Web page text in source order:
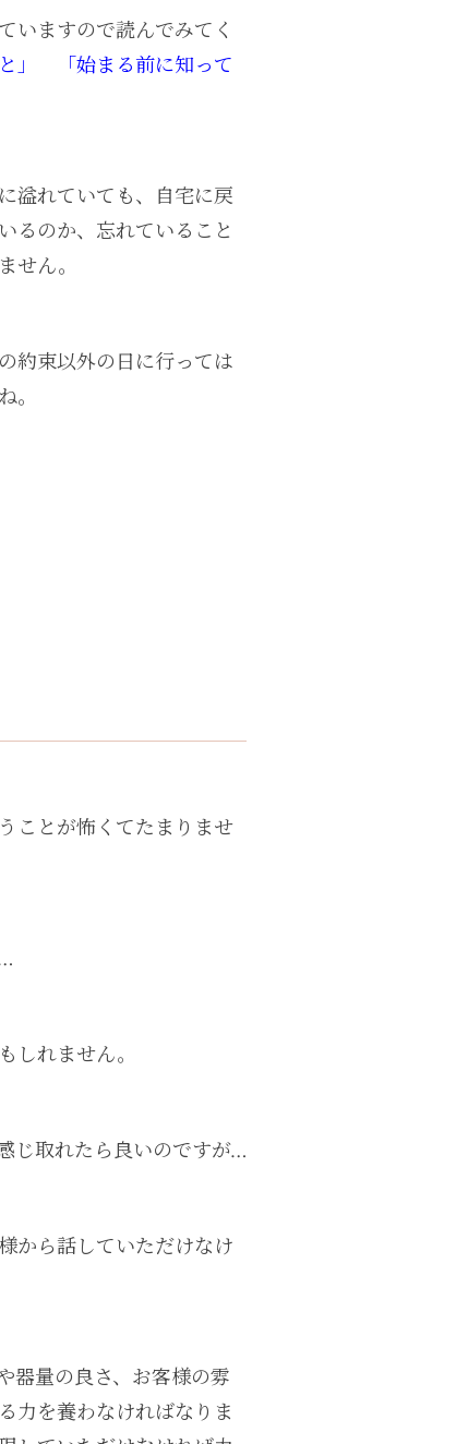
いますので読んでみてく
」
「始まる前に知って
溢れていても、自宅に戻
るのか、忘れていること
せん。
約束以外の日に行っては
。
ことが怖くてたまりませ
しれません。
じ取れたら良いのですが…
から話していただけなけ
器量の良さ、お客様の雰
力を養わなければなりま